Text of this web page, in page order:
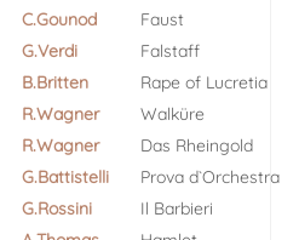
C.Gounod
Faust
G.Verdi
Falstaff
B.Britten
Rape of Lucretia
R.Wagner
Walküre
R.Wagner
Das Rheingold
G.Battistelli
Prova d`Orchestra
G.Rossini
Il Barbieri